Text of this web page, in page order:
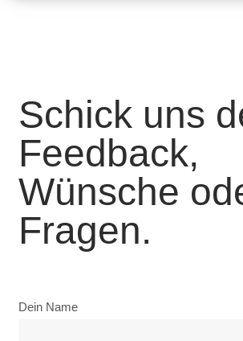
Schick uns
Feedback,
Wünsche
Fragen.
Dein Name